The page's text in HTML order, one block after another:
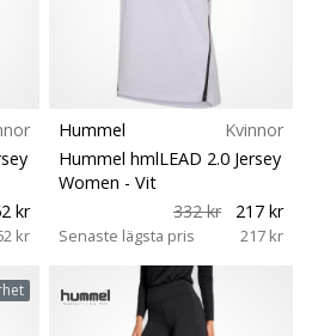
kr
kr
Hummel
Kvinnor
Hummel hmlLEAD 2.0 Jersey
Women - Vit
332 kr
217 kr
Senaste lägsta pris 217 kr